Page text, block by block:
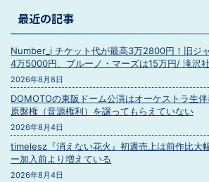
最近の記事
Number_i チケット代が最高3万2800円！旧ジ
4万5000円、ブルーノ・マーズは15万円/ 滝沢
2026年8月8日
DOMOTOの東阪ドーム公演はオーケストラ生
原盤権（音源権利）を譲ってもらえていない
2026年8月4日
timelesz『消えない花火』初週売上は前作比大
ー加入前より増えている
2026年8月4日